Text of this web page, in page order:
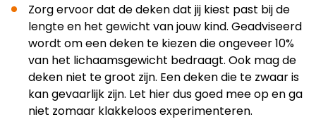
Zorg ervoor dat de deken dat jij kiest past bij de
lengte en het gewicht van jouw kind. Geadviseerd
wordt om een deken te kiezen die ongeveer 10%
van het lichaamsgewicht bedraagt. Ook mag de
deken niet te groot zijn. Een deken die te zwaar is
kan gevaarlijk zijn. Let hier dus goed mee op en ga
niet zomaar klakkeloos experimenteren.